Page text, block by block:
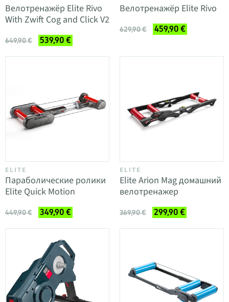
Велотренажёр Elite Rivo
With Zwift Cog and Click V2
649,90 € 539,90 €
Велотренажёр Elite Rivo
629,90 € 459,90 €
ELITE
Параболические ролики
Elite Quick Motion
449,90 € 349,90 €
ELITE
Elite Arion Mag домашний
велотренажер
369,90 € 299,90 €